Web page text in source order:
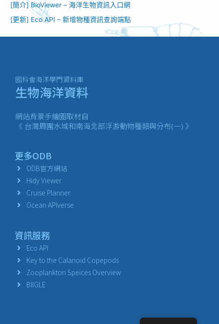
[簡介] BioViewer – 海洋生物資訊入口網​
[更新] Eco API – 新增物種資訊查詢端點
國科會海洋學門資料庫
生物海洋資料
網站背景手繪圖取材自
《 台灣周圍水域和南海北部浮游動物種類與分布(一) 》
更多ODB
ODB官方網站
Hidy Viewer
Cruise Planner
Ocean APIverse
資訊服務
Eco API
Key to the Calanoid Copepods
Zooplankton Speices Overview
BIIGLE